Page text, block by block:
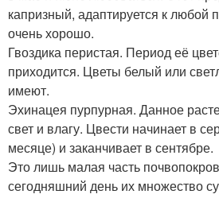
капризный, адаптируется к любой
очень хорошо.
Гвоздика перистая. Период её
приходится. Цветы белый или
имеют.
Эхинацея пурпурная. Данное
свет и влагу. Цвести начинает в
месяце) и заканчивает в сентябре.
Это лишь малая часть
сегодняшний день их множество